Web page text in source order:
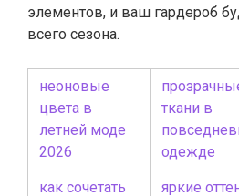
элементов, и ваш гардероб
всего сезона.
неоновые
цвета в
летней моде
2026
ткани в
одежде
как сочетать яркие